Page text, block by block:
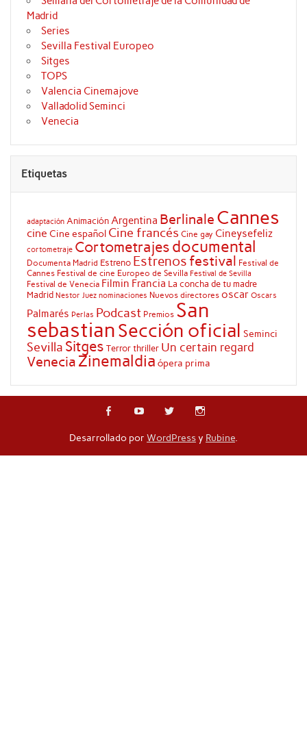
Madrid
Series
Sevilla Festival Europeo
Sitges
TOPS
Valencia Cinemajove
Valladolid Seminci
Venecia
Etiquetas
adaptación AnimaciónArgentina Berlinale Cannes
cine Cine español Cine francés Cine gay Cineysefeliz
cortometraje Cortometrajes documental
Documenta Madrid Estreno Estrenos festival Festival de
Cannes Festival de cine Europeo de Sevilla Festival de Sevilla
Festival de Venecia Filmin Francia La concha de tu madre
Madrid Nestor Juez nominaciones Nuevos directores oscar Oscars
Palmarés Perlas Podcast Premios San
sebastianSección oficial Seminci
Sevilla Sitges Terrorthriller Un certain regard
Venecia Zinemaldia ópera prima
Desarrollado por WordPressy Rubine